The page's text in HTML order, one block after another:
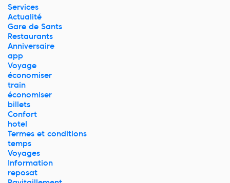
Services
Actualité
Gare de Sants
Restaurants
Anniversaire
app
Voyage
économiser
train
économiser
billets
Confort
hotel
Termes et conditions
temps
Voyages
Information
reposat